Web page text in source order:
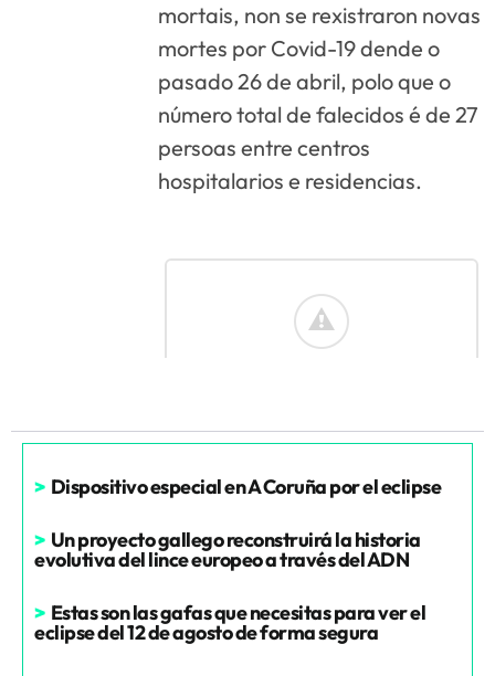
mortais, non se rexistraron novas
mortes por Covid-19 dende o
pasado 26 de abril, polo que o
número total de falecidos é de 27
persoas entre centros
hospitalarios e residencias.
> Dispositivo especial en A Coruña por el eclipse
> Un proyecto gallego reconstruirá la historia
evolutiva del lince europeo a través del ADN
> Estas son las gafas que necesitas para ver el
eclipse del 12 de agosto de forma segura